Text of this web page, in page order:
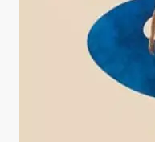
Les